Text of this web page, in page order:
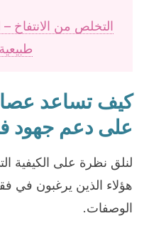
كيف تساعد
على دعم جهود
لنلق نظرة على الكيفية
هؤلاء الذين يرغبون في
الوصفات.